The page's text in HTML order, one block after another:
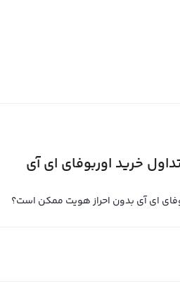
به راحتی تصمیم درستی در مورد خرید
از حریم خصوصی، امنیت و
ای آی
است که موقعیت نهایی سود و ضرر شما
خرید اوربوفای ای آی
ای آی بدون احراز هویت ممکن است؟